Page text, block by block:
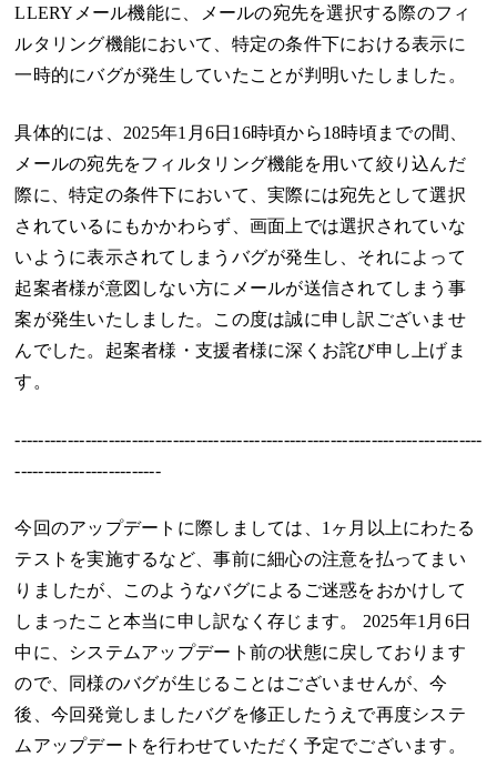
LLERYメール機能に、メールの宛先を選択する際のフィ
ルタリング機能において、特定の条件下における表示に
一時的にバグが発生していたことが判明いたしました。
具体的には、2025年1月6日16時頃から18時頃までの間、
メールの宛先をフィルタリング機能を用いて絞り込んだ
際に、特定の条件下において、実際には宛先として選択
されているにもかかわらず、画面上では選択されていな
いように表示されてしまうバグが発生し、それによって
起案者様が意図しない方にメールが送信されてしまう事
案が発生いたしました。この度は誠に申し訳ございませ
んでした。起案者様・支援者様に深くお詫び申し上げま
す。
--------------------------------------------------------------------------------
-------------------------
今回のアップデートに際しましては、1ヶ月以上にわたる
テストを実施するなど、事前に細心の注意を払ってまい
りましたが、このようなバグによるご迷惑をおかけして
しまったこと本当に申し訳なく存じます。 2025年1月6日
中に、システムアップデート前の状態に戻しております
ので、同様のバグが生じることはございませんが、今
後、今回発覚しましたバグを修正したうえで再度システ
ムアップデートを行わせていただく予定でございます。